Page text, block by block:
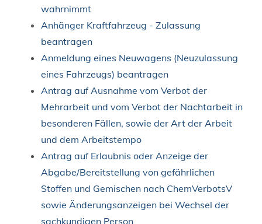
wahrnimmt
Anhänger Kraftfahrzeug - Zulassung
beantragen
Anmeldung eines Neuwagens (Neuzulassung
eines Fahrzeugs) beantragen
Antrag auf Ausnahme vom Verbot der
Mehrarbeit und vom Verbot der Nachtarbeit in
besonderen Fällen, sowie der Art der Arbeit
und dem Arbeitstempo
Antrag auf Erlaubnis oder Anzeige der
Abgabe/Bereitstellung von gefährlichen
Stoffen und Gemischen nach ChemVerbotsV
sowie Änderungsanzeigen bei Wechsel der
sachkundigen Person